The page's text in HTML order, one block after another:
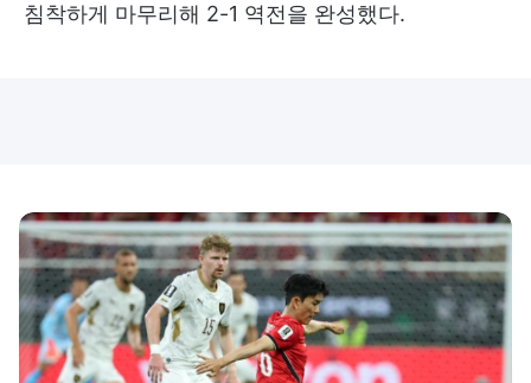
침착하게 마무리해 2-1 역전을 완성했다.